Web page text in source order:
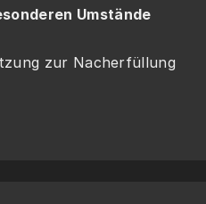
zur Nacherfüllung